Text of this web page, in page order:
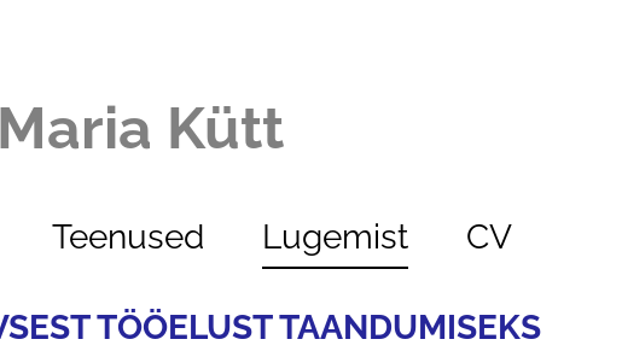
Maria Kütt
Teenused Lugemist CV
TÖÖELUST TAANDUMISEKS